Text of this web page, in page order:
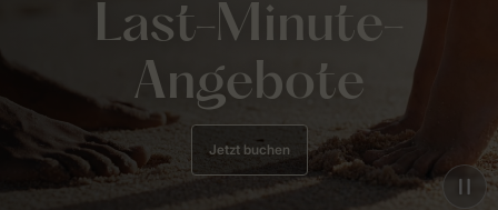
Last-Minute-
Angebote
Jetzt buchen